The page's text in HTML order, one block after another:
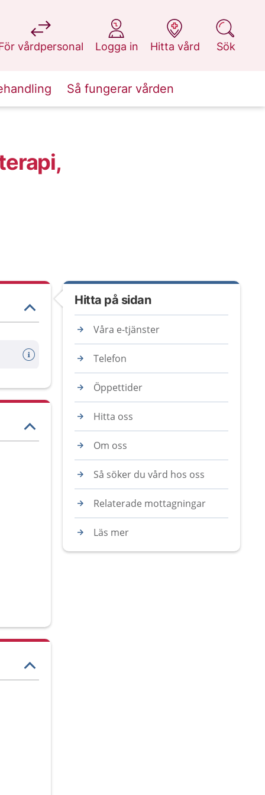
vårdpersonal
på 1177.se
Logga in
på 1177.se
Hitta vård
på 1177.se
Sök
på 1177.se
Så fungerar vården
Hitta på sidan
Våra e-tjänster
Telefon
Öppettider
Hitta oss
Om oss
Så söker du vård hos oss
Relaterade mottagningar
Läs mer